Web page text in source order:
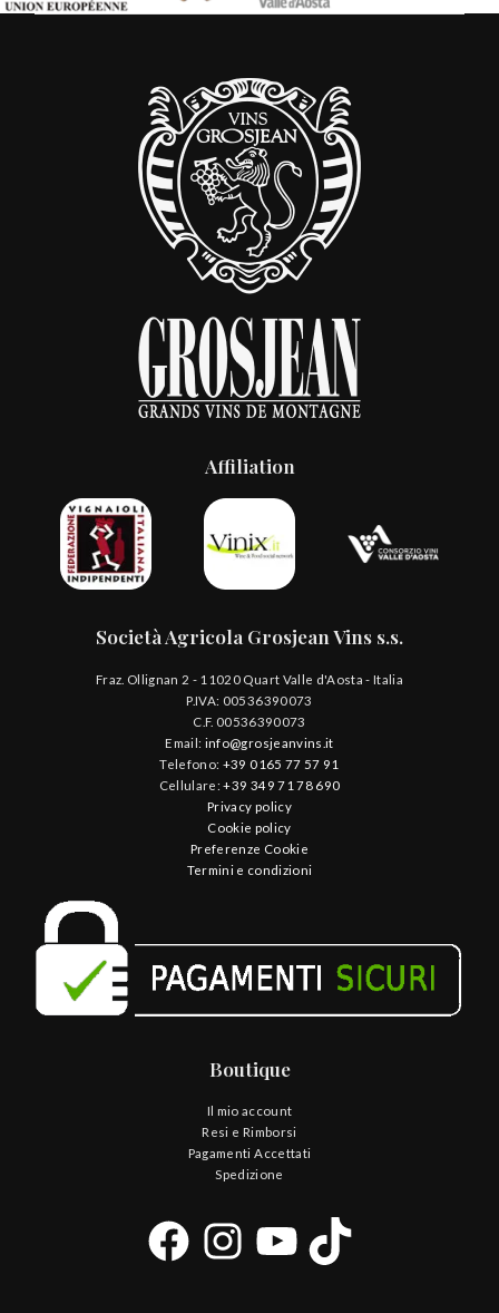
Affiliation
Società Agricola Grosjean Vins s.s.
Fraz. Ollignan 2 - 11020 Quart Valle d'Aosta - Italia
P.IVA: 00536390073
C.F. 00536390073
Email: info@grosjeanvins.it
Telefono: +39 0165 77 57 91
Cellulare: +39 349 71 78 690
Privacy policy
Cookie policy
Preferenze Cookie
Termini e condizioni
Boutique
Il mio account
Resi e Rimborsi
Pagamenti Accettati
Spedizione